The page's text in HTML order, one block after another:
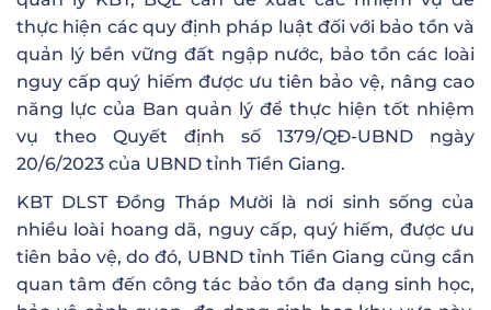
thực hiện các quy định pháp luật đối với bảo tồn và
quản lý bền vững đất ngập nước, bảo tồn các loài
nguy cấp quý hiếm được ưu tiên bảo vệ, nâng cao
năng lực của Ban quản lý để thực hiện tốt nhiệm
vụ theo Quyết định số 1379/QĐ-UBND ngày
20/6/2023 của UBND tỉnh Tiền Giang.
KBT DLST Đồng Tháp Mười là nơi sinh sống của
nhiều loài hoang dã, nguy cấp, quý hiếm, được ưu
tiên bảo vệ, do đó, UBND tỉnh Tiền Giang cũng cần
quan tâm đến công tác bảo tồn đa dạng sinh học,